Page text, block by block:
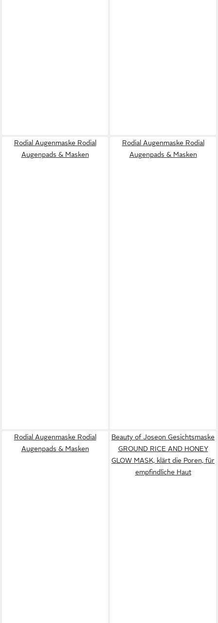
Rodial Augenmaske Rodial
Augenpads & Masken
Rodial Augenmaske Rodial
Augenpads & Masken
Rodial Augenmaske Rodial
Augenpads & Masken
Beauty of Joseon Gesichtsmaske
GROUND RICE AND HONEY
GLOW MASK, klärt die Poren, für
empfindliche Haut